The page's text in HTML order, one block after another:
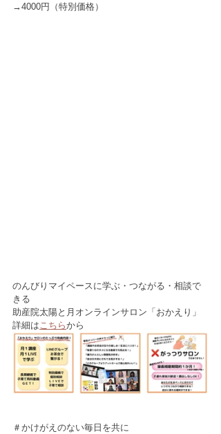
→4000円（特別価格）
のんびりマイペースに学ぶ・つながる・相談で
きる
助産院太陽と月オンラインサロン「おかえり」
詳細はこちらから
＃かけがえのない毎日を共に